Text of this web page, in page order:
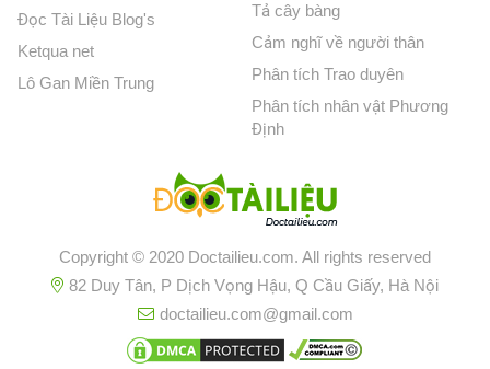
Đọc Tài Liệu Blog's
Ketqua net
Lô Gan Miền Trung
Tả cây bàng
Cảm nghĩ về người thân
Phân tích Trao duyên
Phân tích nhân vật Phương
Định
Copyright © 2020 Doctailieu.com. All rights reserved
82 Duy Tân, P Dịch Vọng Hậu, Q Cầu Giấy, Hà Nội
doctailieu.com@gmail.com